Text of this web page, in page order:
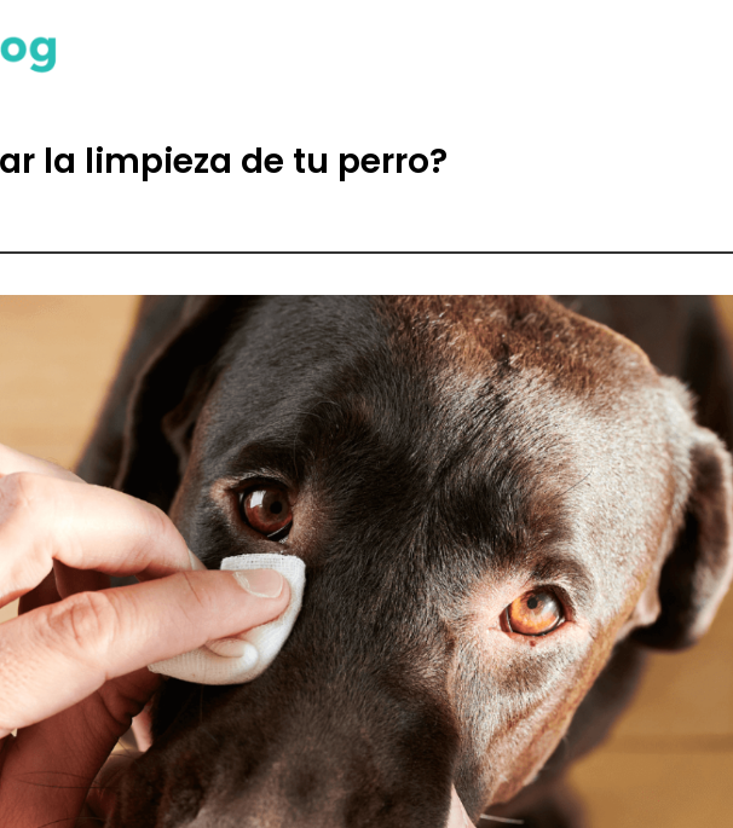
la limpieza de tu perro?